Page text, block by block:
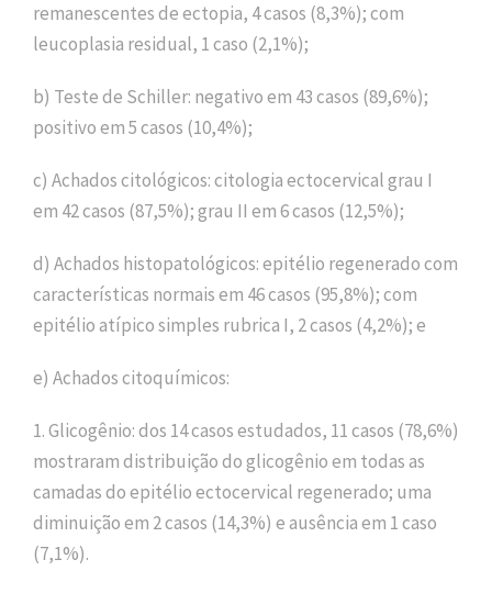
remanescentes de ectopia, 4 casos (8,3%); com
leucoplasia residual, 1 caso (2,1%);
b) Teste de Schiller: negativo em 43 casos (89,6%);
positivo em 5 casos (10,4%);
c) Achados citológicos: citologia ectocervical grau I
em 42 casos (87,5%); grau II em 6 casos (12,5%);
d) Achados histopatológicos: epitélio regenerado com
características normais em 46 casos (95,8%); com
epitélio atípico simples rubrica I, 2 casos (4,2%); e
e) Achados citoquímicos:
1. Glicogênio: dos 14 casos estudados, 11 casos (78,6%)
mostraram distribuição do glicogênio em todas as
camadas do epitélio ectocervical regenerado; uma
diminuição em 2 casos (14,3%) e ausência em 1 caso
(7,1%).